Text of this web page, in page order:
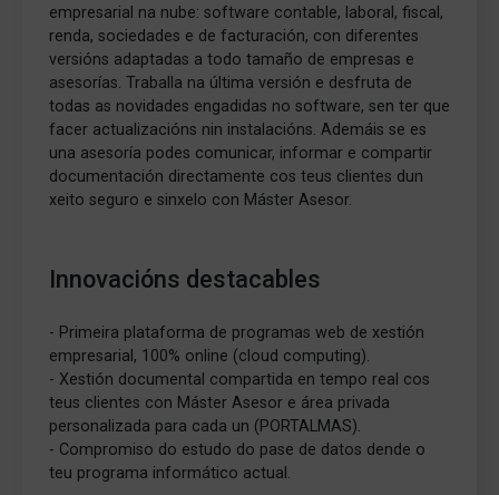
empresarial na nube: software contable, laboral, fiscal,
renda, sociedades e de facturación, con diferentes
versións adaptadas a todo tamaño de empresas e
asesorías. Traballa na última versión e desfruta de
todas as novidades engadidas no software, sen ter que
facer actualizacións nin instalacións. Ademáis se es
una asesoría podes comunicar, informar e compartir
documentación directamente cos teus clientes dun
xeito seguro e sinxelo con Máster Asesor.
Innovacións destacables
- Primeira plataforma de programas web de xestión
empresarial, 100% online (cloud computing).
- Xestión documental compartida en tempo real cos
teus clientes con Máster Asesor e área privada
personalizada para cada un (PORTALMAS).
- Compromiso do estudo do pase de datos dende o
teu programa informático actual.